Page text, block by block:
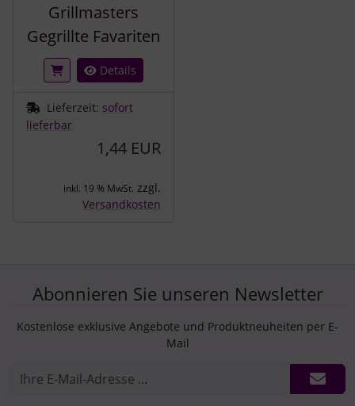
Grillmasters
Gegrillte Favariten
Details
Lieferzeit: sofort
lieferbar
1,44 EUR
inkl. 19 % MwSt. zzgl.
Versandkosten
Abonnieren Sie unseren Newsletter
Kostenlose exklusive Angebote und Produktneuheiten per E-
Mail